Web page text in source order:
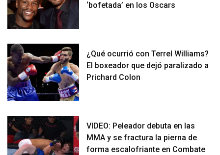
‘bofetada’ en los Oscars
¿Qué ocurrió con Terrel Williams?
El boxeador que dejó paralizado a
Prichard Colon
VIDEO: Peleador debuta en las
MMA y se fractura la pierna de
forma escalofriante en Combate